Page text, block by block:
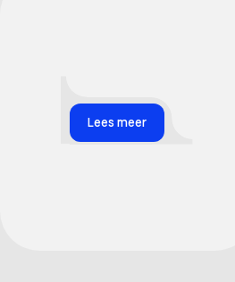
Lees meer